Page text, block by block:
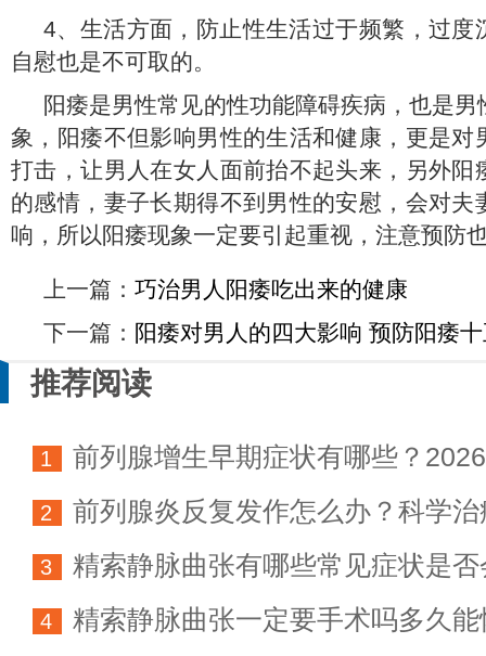
4、生活方面，防止性生活过于频繁，过度
自慰也是不可取的。
阳痿是男性常见的性功能障碍疾病，也是
象，阳痿不但影响男性的生活和健康，更是对
打击，让男人在女人面前抬不起头来，另外阳
的感情，妻子长期得不到男性的安慰，会对夫
响，所以阳痿现象一定要引起重视，注意预防
上一篇： 巧治男人阳痿吃出来的健康
下一篇： 阳痿对男人的四大影响 预防阳痿
推荐阅读
1
前列腺增生早期症状有哪些？
科学防治指南
2
前列腺炎反复发作怎么办？科学
方法详解
3
精索静脉曲张有哪些常见症状是
育能力
4 精索静脉曲张一定要手术吗多久能